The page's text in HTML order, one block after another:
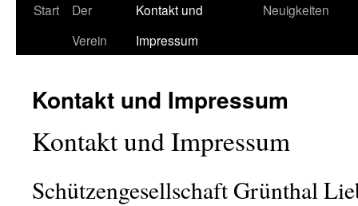
Zum
Start
Der
Verein
Kontakt und
Impressum
Neuigkeiten
Kontakt und Impressum
Kontakt und Impressum
Schützengesellschaft Grünthal